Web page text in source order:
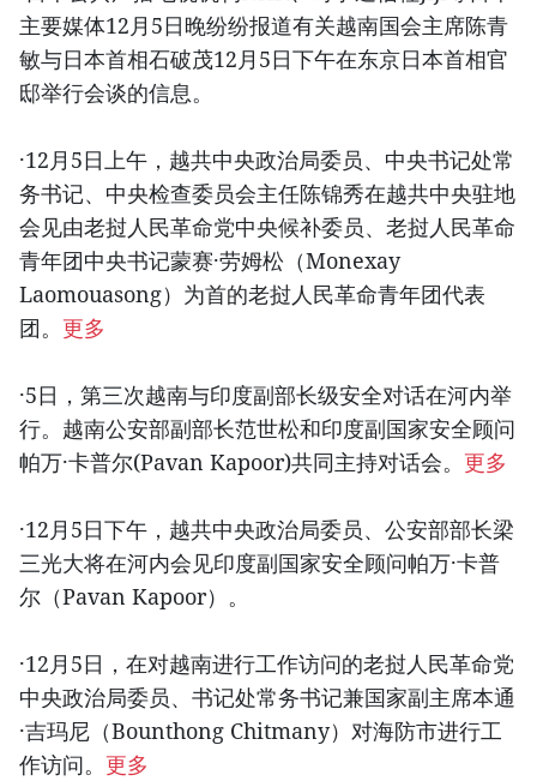
主要媒体12月5日晚纷纷报道有关越南国会主席陈青
敏与日本首相石破茂12月5日下午在东京日本首相官
邸举行会谈的信息。
·12月5日上午，越共中央政治局委员、中央书记处常
务书记、中央检查委员会主任陈锦秀在越共中央驻地
会见由老挝人民革命党中央候补委员、老挝人民革命
青年团中央书记蒙赛·劳姆松（Monexay
Laomouasong）为首的老挝人民革命青年团代表
团。 更多
·5日，第三次越南与印度副部长级安全对话在河内举
行。越南公安部副部长范世松和印度副国家安全顾问
帕万·卡普尔(Pavan Kapoor)共同主持对话会。 更多
·12月5日下午，越共中央政治局委员、公安部部长梁
三光大将在河内会见印度副国家安全顾问帕万·卡普
尔（Pavan Kapoor）。
·12月5日，在对越南进行工作访问的老挝人民革命党
中央政治局委员、书记处常务书记兼国家副主席本通
·吉玛尼（Bounthong Chitmany）对海防市进行工
作访问。 更多